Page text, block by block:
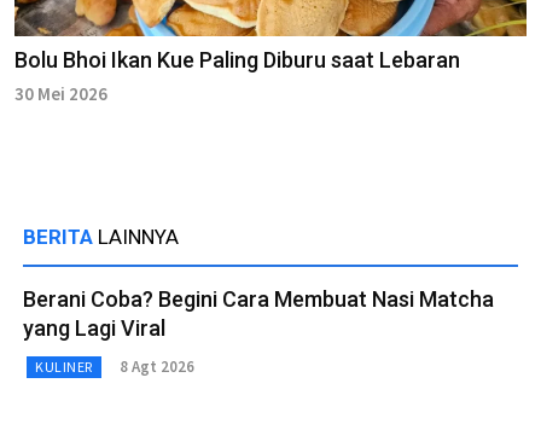
Bolu Bhoi Ikan Kue Paling Diburu saat Lebaran
30 Mei 2026
BERITA LAINNYA
Berani Coba? Begini Cara Membuat Nasi Matcha
yang Lagi Viral
KULINER 8 Agt 2026